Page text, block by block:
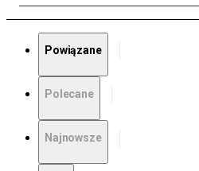
Powiązane
Polecane
Najnowsze